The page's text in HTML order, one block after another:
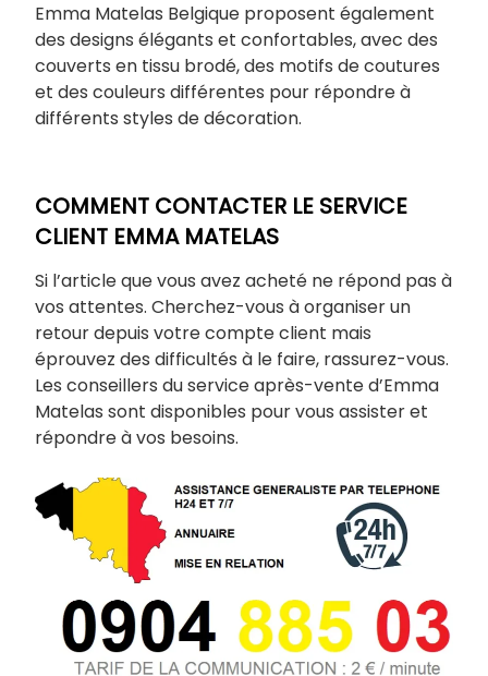
Emma Matelas Belgique proposent également
des designs élégants et confortables, avec des
couverts en tissu brodé, des motifs de coutures
et des couleurs différentes pour répondre à
différents styles de décoration.
COMMENT CONTACTER LE SERVICE
CLIENT EMMA MATELAS
Si l’article que vous avez acheté ne répond pas à
vos attentes. Cherchez-vous à organiser un
retour depuis votre compte client mais
éprouvez des difficultés à le faire, rassurez-vous.
Les conseillers du service après-vente d’Emma
Matelas sont disponibles pour vous assister et
répondre à vos besoins.